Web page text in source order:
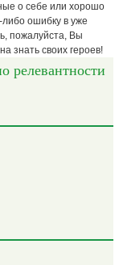
о себе или хорошо
ошибку в уже
пожалуйста, Вы
знать своих героев!
релевантности